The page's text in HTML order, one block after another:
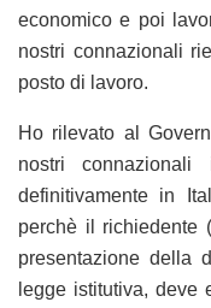
economico e poi
nostri connazionali
posto di lavoro.
Ho rilevato al
nostri
definitivamente in
perchè il richiedente
presentazione della
legge istitutiva, deve